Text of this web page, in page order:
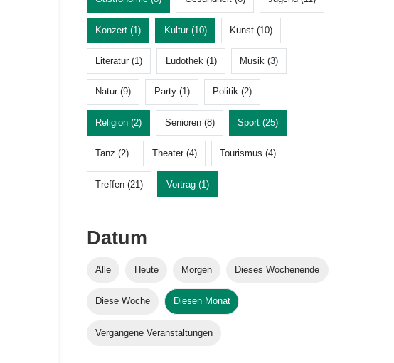
Konzert (1) Kultur (10) Kunst (10)
Literatur (1) Ludothek (1) Musik (3)
Natur (9) Party (1) Politik (2)
Religion (2) Senioren (8) Sport (25)
Tanz (2) Theater (4) Tourismus (4)
Treffen (21) Vortrag (1)
Datum
Alle Heute Morgen Dieses Wochenende
Diese Woche Diesen Monat
Vergangene Veranstaltungen